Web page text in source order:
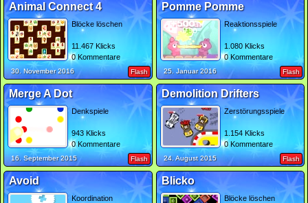
Animal Connect 4
Blöcke löschen
11.467 Klicks
0 Kommentare
30. November 2016 Flash
Pomme Pomme
Reaktionsspiele
1.080 Klicks
0 Kommentare
25. Januar 2016 Flash
Merge A Dot
Denkspiele
943 Klicks
0 Kommentare
16. September 2015 Flash
Demolition Drifters
Zerstörungsspiele
1.154 Klicks
0 Kommentare
24. August 2015 Flash
Avoid
Koordination
Blicko
Blöcke löschen